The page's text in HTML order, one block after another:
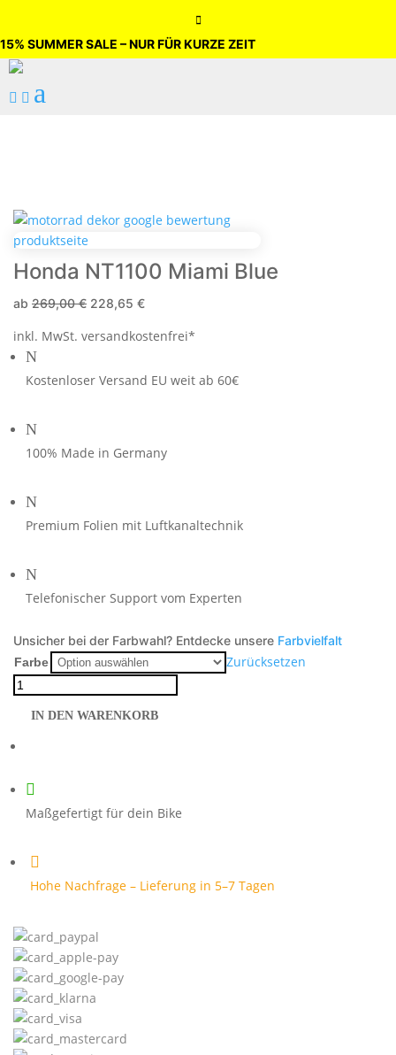

15% SUMMER SALE – NUR FÜR KURZE ZEIT
  a
Honda NT1100 Miami Blue
ab 269,00€ 228,65 €
inkl. MwSt. versandkostenfrei*
N
Kostenloser Versand EU weit ab 60€
N
100% Made in Germany
N
Premium Folien mit Luftkanaltechnik
N
Telefonischer Support vom Experten
Unsicher bei der Farbwahl? Entdecke unsere Farbvielfalt
Farbe
Zurücksetzen
Honda
Miami
Blue
IN DEN WARENKORB

Maßgefertigt für dein Bike

Hohe Nachfrage – Lieferung in 5–7 Tagen